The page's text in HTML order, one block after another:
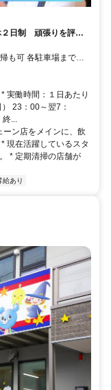
日制 頑張りを評価
可！ 独立支援あり。
実働時間：１日あたり
23：00～翌7：
終...
ン店をメインに、飲
現在活躍しているスタ
* 定期清掃の店舗が
給あり